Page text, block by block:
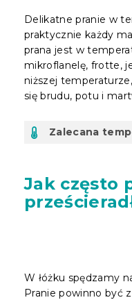
Delikatne pranie w
praktycznie każdy
prana jest w
mikroflanelę, frotte,
niższej
się brudu, potu i
Zalecana
Jak często
W łóżku spędzamy
Pranie powinno być